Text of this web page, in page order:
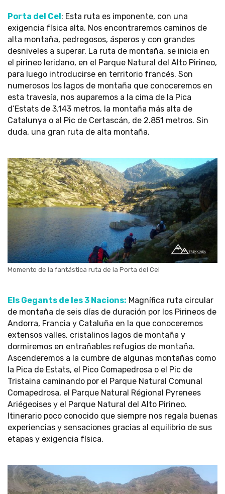
Porta del Cel: Esta ruta es imponente, con una
exigencia física alta. Nos encontraremos caminos de
alta montaña, pedregosos, ásperos y con grandes
desniveles a superar. La ruta de montaña, se inicia en
el pirineo leridano, en el Parque Natural del Alto Pirineo,
para luego introducirse en territorio francés. Son
numerosos los lagos de montaña que conoceremos en
esta travesía, nos auparemos a la cima de la Pica
d’Estats de 3.143 metros, la montaña más alta de
Catalunya o al Pic de Certascán, de 2.851 metros. Sin
duda, una gran ruta de alta montaña.
Momento de la fantástica ruta de la Porta del Cel
Els Gegants de les 3 Nacions: Magnífica ruta circular
de montaña de seis días de duración por los Pirineos de
Andorra, Francia y Cataluña en la que conoceremos
extensos valles, cristalinos lagos de montaña y
dormiremos en entrañables refugios de montaña.
Ascenderemos a la cumbre de algunas montañas como
la Pica de Estats, el Pico Comapedrosa o el Pic de
Tristaina caminando por el Parque Natural Comunal
Comapedrosa, el Parque Natural Régional Pyrenees
Ariégeoises y el Parque Natural del Alto Pirineo.
Itinerario poco conocido que siempre nos regala buenas
experiencias y sensaciones gracias al equilibrio de sus
etapas y exigencia física.